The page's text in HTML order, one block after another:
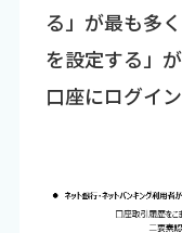
る」が最も多
を設定する」
口座にログイ